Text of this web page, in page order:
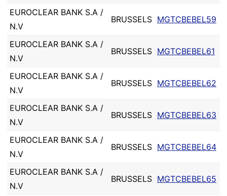
EUROCLEAR BANK S.A /
N.V
BRUSSELS MGTCBEBEL59
EUROCLEAR BANK S.A /
N.V
BRUSSELS MGTCBEBEL61
EUROCLEAR BANK S.A /
N.V
BRUSSELS MGTCBEBEL62
EUROCLEAR BANK S.A /
N.V
BRUSSELS MGTCBEBEL63
EUROCLEAR BANK S.A /
N.V
BRUSSELS MGTCBEBEL64
EUROCLEAR BANK S.A /
N.V
BRUSSELS MGTCBEBEL65